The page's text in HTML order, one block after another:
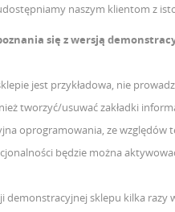
naszym klientom z
się z wersją
jest przykładowa, nie
tworzyć/usuwać zakładki
oprogramowania, ze względów
będzie można
demonstracyjnej sklepu kilka